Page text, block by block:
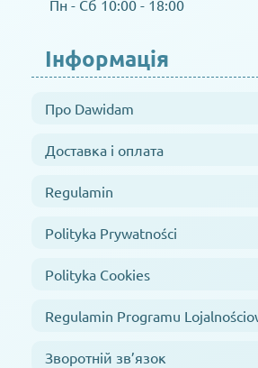
Пн - Сб 10:00 - 18:00
Інформація
Про Dawidam
Доставка і оплата
Regulamin
Polityka Prywatności
Polityka Cookies
Regulamin Programu
Зворотній зв’язок